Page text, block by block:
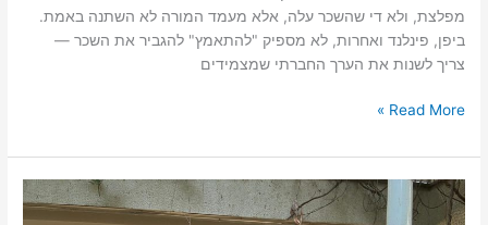
מפלצת, ולא די שהשכר עלה, אלא מעמד המורה לא השתנה באמת.
ביפן, פינלנד ואחרות, לא מספיק "להתאמץ" להגביר את השכר —
צריך לשנות את הערך החברתי שמצמידים
Read More »
יובל
סיון: